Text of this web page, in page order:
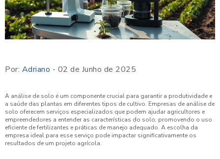
Por: Adriano - 02 de Junho de 2025
A análise de solo é um componente crucial para garantir a produtividade e
a saúde das plantas em diferentes tipos de cultivo. Empresas de análise de
solo oferecem serviços especializados que podem ajudar agricultores e
empreendedores a entender as características do solo, promovendo o uso
eficiente de fertilizantes e práticas de manejo adequado. A escolha da
empresa ideal para esse serviço pode impactar significativamente os
resultados de um projeto agrícola.